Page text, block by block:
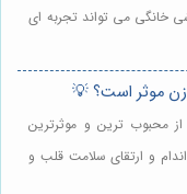
خانگی می تواند تجربه ای
موثر است؟ 💡
محبوب ترین و موثرترین
و ارتقای سلامت قلب و